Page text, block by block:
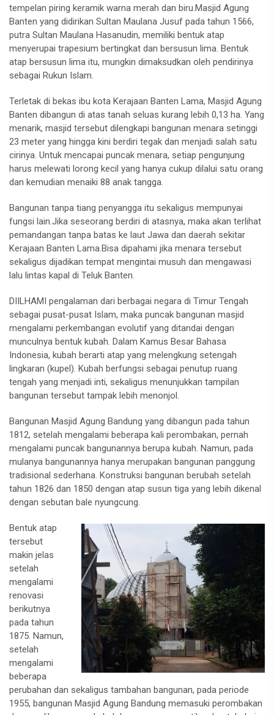
tempelan piring keramik warna merah dan biru.Masjid Agung
Banten yang didirikan Sultan Maulana Jusuf pada tahun 1566,
putra Sultan Maulana Hasanudin, memiliki bentuk atap
menyerupai trapesium bertingkat dan bersusun lima. Bentuk
atap bersusun lima itu, mungkin dimaksudkan oleh pendirinya
sebagai Rukun Islam.
Terletak di bekas ibu kota Kerajaan Banten Lama, Masjid Agung
Banten dibangun di atas tanah seluas kurang lebih 0,13 ha. Yang
menarik, masjid tersebut dilengkapi bangunan menara setinggi
23 meter yang hingga kini berdiri tegak dan menjadi salah satu
cirinya. Untuk mencapai puncak menara, setiap pengunjung
harus melewati lorong kecil yang hanya cukup dilalui satu orang
dan kemudian menaiki 88 anak tangga.
Bangunan tanpa tiang penyangga itu sekaligus mempunyai
fungsi lain.Jika seseorang berdiri di atasnya, maka akan terlihat
pemandangan tanpa batas ke laut Jawa dan daerah sekitar
Kerajaan Banten Lama.Bisa dipahami jika menara tersebut
sekaligus dijadikan tempat mengintai musuh dan mengawasi
lalu lintas kapal di Teluk Banten.
DIILHAMI pengalaman dari berbagai negara di Timur Tengah
sebagai pusat-pusat Islam, maka puncak bangunan masjid
mengalami perkembangan evolutif yang ditandai dengan
munculnya bentuk kubah. Dalam Kamus Besar Bahasa
Indonesia, kubah berarti atap yang melengkung setengah
lingkaran (kupel). Kubah berfungsi sebagai penutup ruang
tengah yang menjadi inti, sekaligus menunjukkan tampilan
bangunan tersebut tampak lebih menonjol.
Bangunan Masjid Agung Bandung yang dibangun pada tahun
1812, setelah mengalami beberapa kali perombakan, pernah
mengalami puncak bangunannya berupa kubah. Namun, pada
mulanya bangunannya hanya merupakan bangunan panggung
tradisional sederhana. Konstruksi bangunan berubah setelah
tahun 1826 dan 1850 dengan atap susun tiga yang lebih dikenal
dengan sebutan bale nyungcung.
Bentuk atap
tersebut
makin jelas
setelah
mengalami
renovasi
berikutnya
pada tahun
1875. Namun,
setelah
mengalami
beberapa
perubahan dan sekaligus tambahan bangunan, pada periode
1955, bangunan Masjid Agung Bandung memasuki perombakan